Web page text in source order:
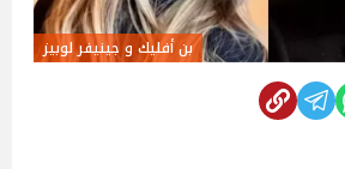
بن أفليك و جينيفر لوبيز